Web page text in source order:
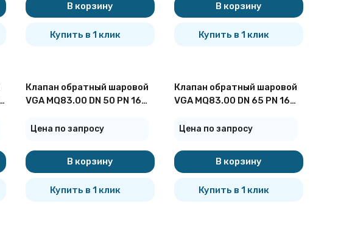
В корзину
Купить в 1 клик
В корзину
Купить в 1 клик
Клапан обратный шаровой
VGA MQ83.00 DN 50 PN 16
Цена по запросу
В корзину
Купить в 1 клик
Клапан обратный шаровой
VGA MQ83.00 DN 65 PN 16
Цена по запросу
В корзину
Купить в 1 клик